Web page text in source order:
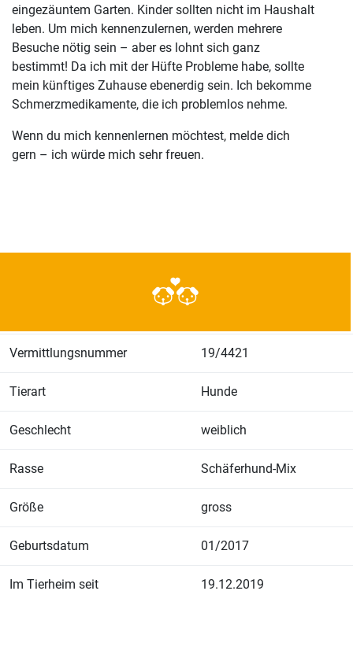
eingezäuntem Garten. Kinder sollten nicht im Haushalt
leben. Um mich kennenzulernen, werden mehrere
Besuche nötig sein – aber es lohnt sich ganz
bestimmt! Da ich mit der Hüfte Probleme habe, sollte
mein künftiges Zuhause ebenerdig sein. Ich bekomme
Schmerzmedikamente, die ich problemlos nehme.
Wenn du mich kennenlernen möchtest, melde dich
gern – ich würde mich sehr freuen.
Vermittlungsnummer 19/4421
Tierart Hunde
Geschlecht weiblich
Rasse Schäferhund-Mix
Größe gross
Geburtsdatum 01/2017
Im Tierheim seit 19.12.2019